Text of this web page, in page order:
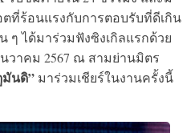
ตที่ร้อนแรงกับการตอบรับที่ดีเกิน
ๆ ได้มาร่วมฟังซิงเกิลแรกด้วย
วาคม 2567 ณ สามย่านมิตร
มันดิ” มาร่วมเชียร์ในงานครั้งนี้